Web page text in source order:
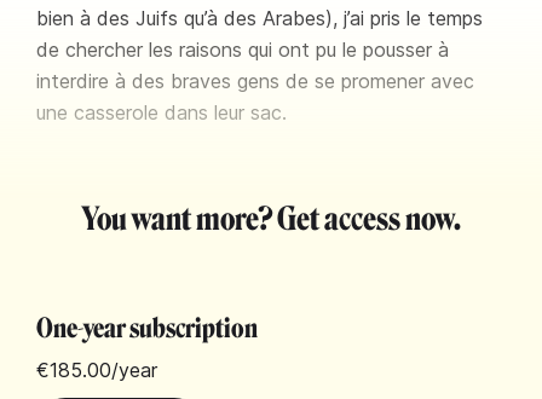
bien à des Juifs qu’à des Arabes), j’ai pris le temps
de chercher les raisons qui ont pu le pousser à
interdire à des braves gens de se promener avec
une casserole dans leur sac.
You want more? Get access now.
One-year subscription
€185.00/year